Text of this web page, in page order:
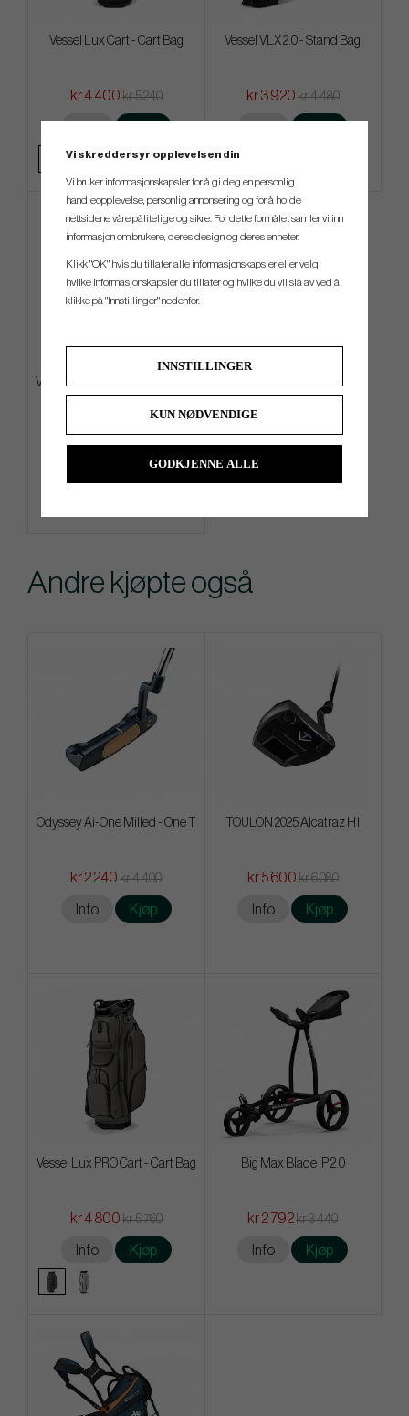
Vessel Lux Cart - Cart Bag
kr 4 400 kr 5 240
Vessel VLX 2.0 - Stand Bag
kr 3 920 kr 4 480
Vessel Blade Putter Headcover
kr 800
Kjøp
Andre kjøpte også
Odyssey Ai-One Milled - One T
kr 2 240 kr 4 400
Info Kjøp
TOULON 2025 Alcatraz H1
kr 5 600 kr 6 080
Info Kjøp
Vessel Lux PRO Cart - Cart Bag
kr 4 800 kr 5 760
Info Kjøp
Big Max Blade IP 2.0
kr 2 792kr 3 440
Info Kjøp
Vi skreddersyr opplevelsen din
Vi bruker informasjonskapsler for å gi deg en personlig
handleopplevelse, personlig annonsering og for å holde
nettsidene våre pålitelige og sikre. For dette formålet samler vi inn
informasjon om brukere, deres design og deres enheter.
Klikk "OK" hvis du tillater alle informasjonskapsler eller velg
hvilke informasjonskapsler du tillater og hvilke du vil slå av ved å
klikke på "Innstillinger" nedenfor.
INNSTILLINGER
KUN NØDVENDIGE
GODKJENNE ALLE